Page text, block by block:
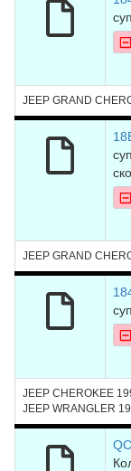
JEEP GRAND
JEEP GRAND
JEEP CHEROKEE
JEEP WRANGLER